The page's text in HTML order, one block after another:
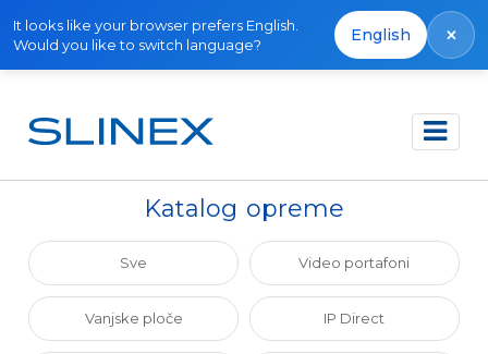
It looks like your browser prefers English.
Would you like to switch language?
English ×
Početna Katalog Izvan proizvodnje
Katalog opreme
Sve Video portafoni
Vanjske ploče IP Direct